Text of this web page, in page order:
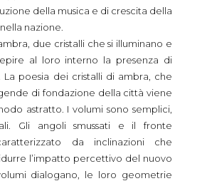
della musica e di crescita della
nazione.
due cristalli che si illuminano e
al loro interno la presenza di
La poesia dei cristalli di ambra, che
di fondazione della città viene
astratto. I volumi sono semplici,
Gli angoli smussati e il fronte
da inclinazioni che
l’impatto percettivo del nuovo
dialogano, le loro geometrie